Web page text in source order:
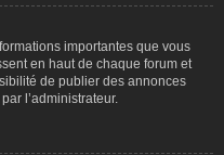
importantes que vous
en haut de chaque forum et
de publier des annonces
l’administrateur.